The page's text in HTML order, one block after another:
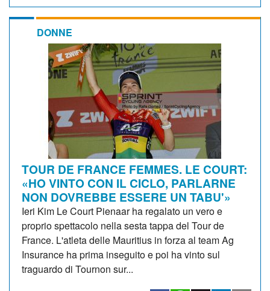
DONNE
TOUR DE FRANCE FEMMES. LE COURT:
«HO VINTO CON IL CICLO, PARLARNE
NON DOVREBBE ESSERE UN TABU'»
Ieri Kim Le Court Pienaar ha regalato un vero e
proprio spettacolo nella sesta tappa del Tour de
France. L'atleta delle Mauritius in forza al team Ag
Insurance ha prima inseguito e poi ha vinto sul
traguardo di Tournon sur...